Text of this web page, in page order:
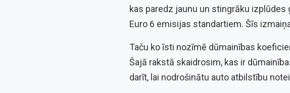
kas paredz jaunu un stingrāku
Euro 6 emisijas standartiem. Šīs
Taču ko īsti nozīmē dūmainības
Šajā rakstā skaidrosim, kas ir
darīt, lai nodrošinātu auto atbilstību